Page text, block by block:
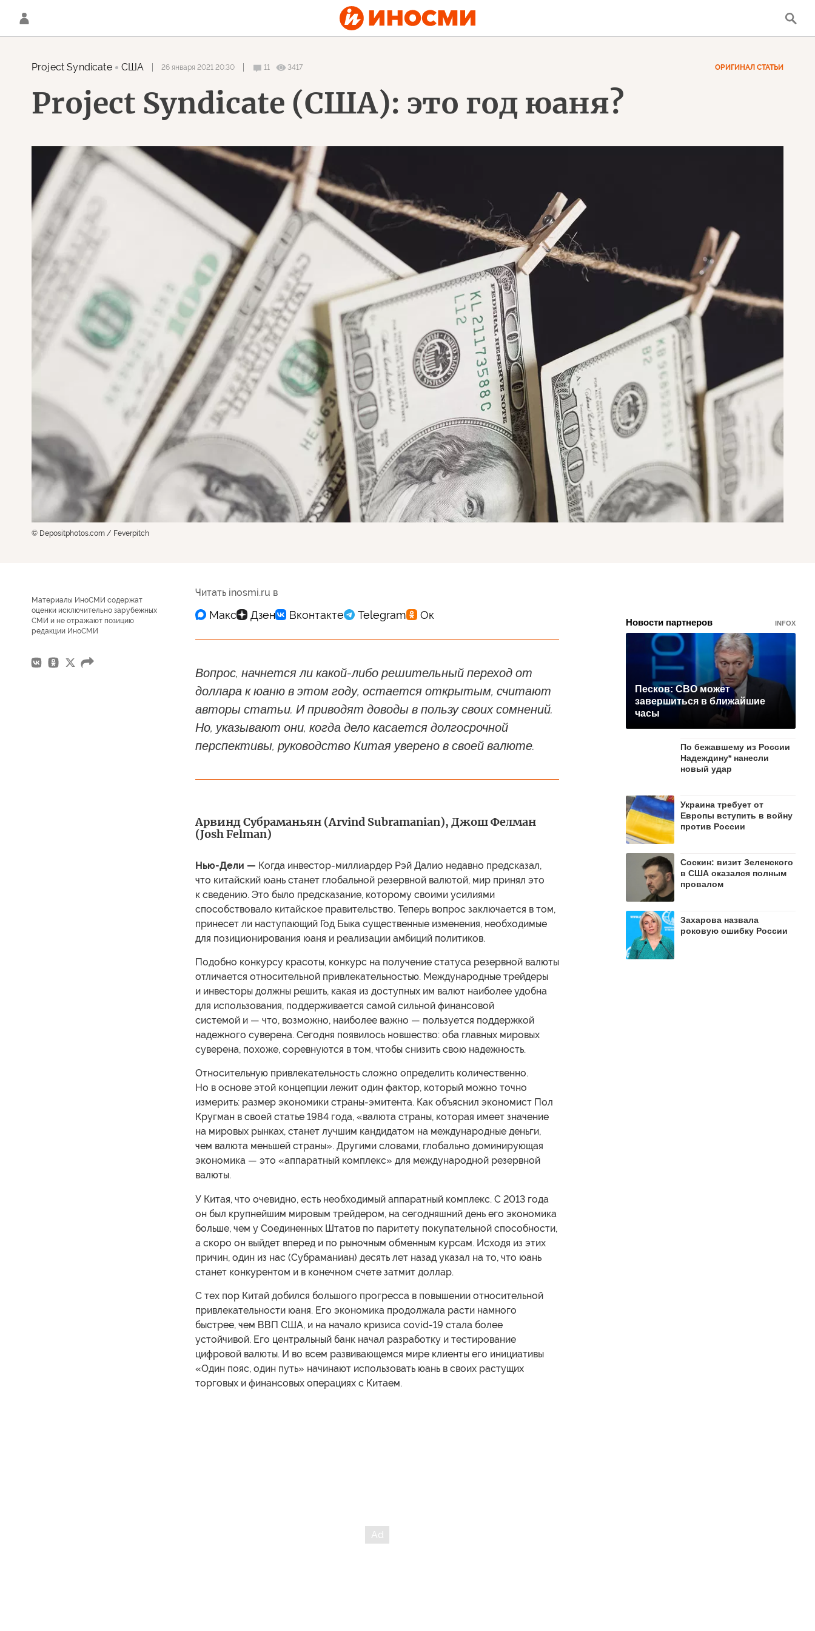
Project Syndicate США 26 января 2021 20:30 11 3417 ОРИГИНАЛ СТАТЬИ
Project Syndicate (США): это год юаня?
© Depositphotos.com / Feverpitch
Материалы ИноСМИ содержат
оценки исключительно зарубежных
СМИ и не отражают позицию
редакции ИноСМИ
Читать inosmi.ru в
Вопрос, начнется ли какой-либо решительный переход от
доллара к юаню в этом году, остается открытым, считают
авторы статьи. И приводят доводы в пользу своих сомнений.
Но, указывают они, когда дело касается долгосрочной
перспективы, руководство Китая уверено в своей валюте.
Арвинд Субраманьян (Arvind Subramanian), Джош Фелман
(Josh Felman)
Нью-Дели — Когда инвестор-миллиардер Рэй Далио недавно предсказал,
что китайский юань станет глобальной резервной валютой, мир принял это
к сведению. Это было предсказание, которому своими усилиями
способствовало китайское правительство. Теперь вопрос заключается в том,
принесет ли наступающий Год Быка существенные изменения, необходимые
для позиционирования юаня и реализации амбиций политиков.
Подобно конкурсу красоты, конкурс на получение статуса резервной валюты
отличается относительной привлекательностью. Международные трейдеры
и инвесторы должны решить, какая из доступных им валют наиболее удобна
для использования, поддерживается самой сильной финансовой
системой и — что, возможно, наиболее важно — пользуется поддержкой
надежного суверена. Сегодня появилось новшество: оба главных мировых
суверена, похоже, соревнуются в том, чтобы снизить свою надежность.
Относительную привлекательность сложно определить количественно.
Но в основе этой концепции лежит один фактор, который можно точно
измерить: размер экономики страны-эмитента. Как объяснил экономист Пол
Кругман в своей статье 1984 года, «валюта страны, которая имеет значение
на мировых рынках, станет лучшим кандидатом на международные деньги,
чем валюта меньшей страны». Другими словами, глобально доминирующая
экономика — это «аппаратный комплекс» для международной резервной
валюты.
У Китая, что очевидно, есть необходимый аппаратный комплекс. С 2013 года
он был крупнейшим мировым трейдером, на сегодняшний день его экономика
больше, чем у Соединенных Штатов по паритету покупательной способности,
а скоро он выйдет вперед и по рыночным обменным курсам. Исходя из этих
причин, один из нас (Субраманиан) десять лет назад указал на то, что юань
станет конкурентом и в конечном счете затмит доллар.
С тех пор Китай добился большого прогресса в повышении относительной
привлекательности юаня. Его экономика продолжала расти намного
быстрее, чем ВВП США, и на начало кризиса covid-19 стала более
устойчивой. Его центральный банк начал разработку и тестирование
цифровой валюты. И во всем развивающемся мире клиенты его инициативы
«Один пояс, один путь» начинают использовать юань в своих растущих
торговых и финансовых операциях с Китаем.
Новости партнеров INFOX
Песков: СВО может
завершиться в ближайшие
часы
По бежавшему из России
Надеждину* нанесли
новый удар
Украина требует от
Европы вступить в войну
против России
Соскин: визит Зеленского
в США оказался полным
провалом
Захарова назвала
роковую ошибку России